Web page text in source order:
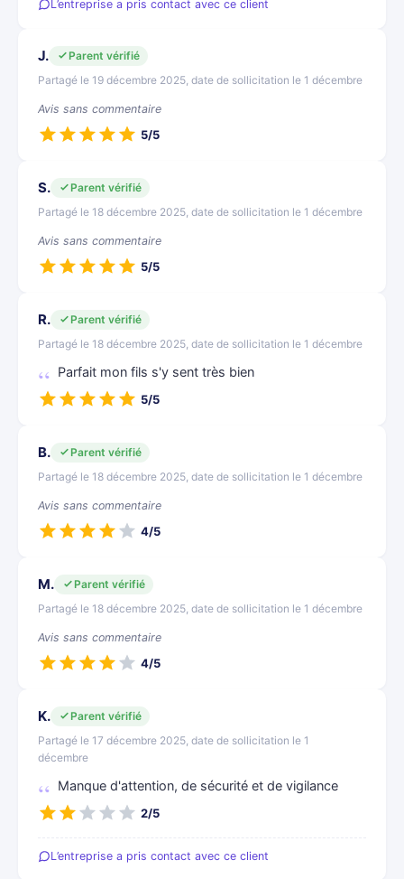
L’entreprise a pris contact avec ce client
J.
Parent vérifié
Partagé le 19 décembre 2025, date de sollicitation le 1 décembre
Avis sans commentaire
5/5
S.
Parent vérifié
Partagé le 18 décembre 2025, date de sollicitation le 1 décembre
Avis sans commentaire
5/5
R.
Parent vérifié
Partagé le 18 décembre 2025, date de sollicitation le 1 décembre
Parfait mon fils s'y sent très bien
5/5
B.
Parent vérifié
Partagé le 18 décembre 2025, date de sollicitation le 1 décembre
Avis sans commentaire
4/5
M.
Parent vérifié
Partagé le 18 décembre 2025, date de sollicitation le 1 décembre
Avis sans commentaire
4/5
K.
Parent vérifié
Partagé le 17 décembre 2025, date de sollicitation le 1
décembre
Manque d'attention, de sécurité et de vigilance
2/5
L’entreprise a pris contact avec ce client